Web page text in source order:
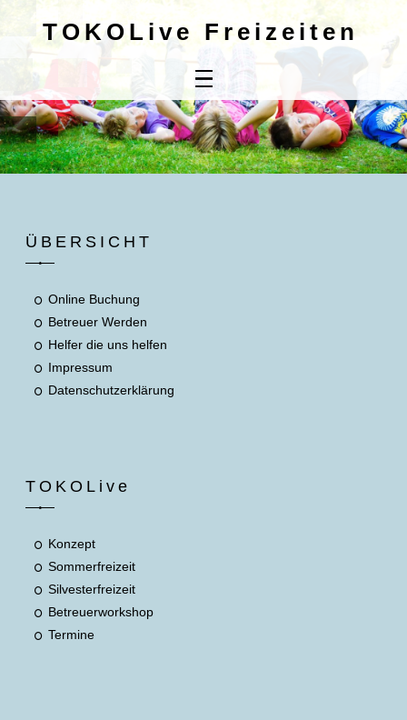
Home
Buchung
Kontaktdaten
TOKOLive Freizeiten
ÜBERSICHT
Online Buchung
Betreuer Werden
Helfer die uns helfen
Impressum
Datenschutzerklärung
TOKOLive
Konzept
Sommerfreizeit
Silvesterfreizeit
Betreuerworkshop
Termine